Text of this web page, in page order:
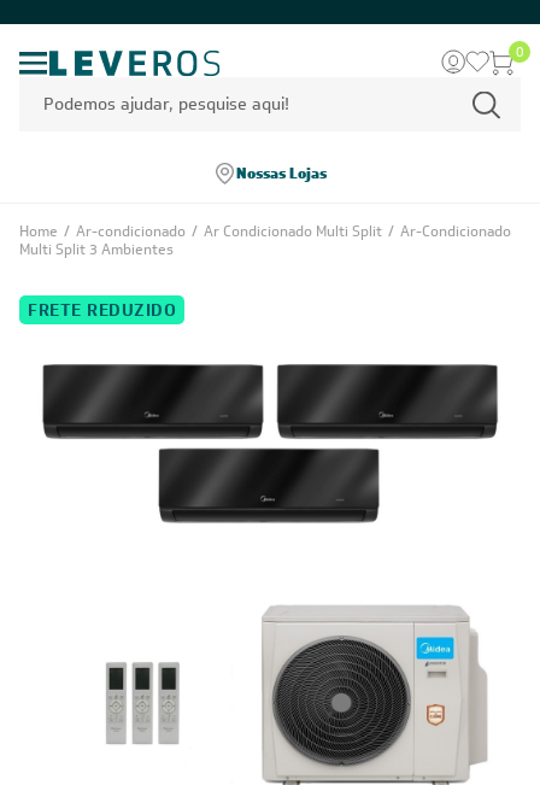
0
Nossas Lojas
Home / Ar-condicionado / Ar Condicionado Multi Split / Ar-Condicionado
Multi Split 3 Ambientes
FRETE REDUZIDO